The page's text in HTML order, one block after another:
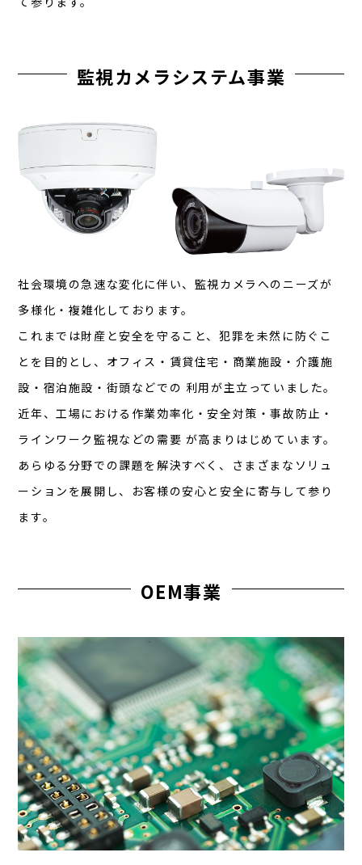
監視カメラシステム事業
社会環境の急速な変化に伴い、監視カメラへのニーズが
多様化・複雑化しております。
これまでは財産と安全を守ること、犯罪を未然に防ぐこ
とを目的とし、オフィス・賃貸住宅・商業施設・介護施
設・宿泊施設・街頭などでの 利用が主立っていました。
近年、工場における作業効率化・安全対策・事故防止・
ラインワーク監視などの需要 が高まりはじめています。
あらゆる分野での課題を解決すべく、さまざまなソリュ
ーションを展開し、お客様の安心と安全に寄与して参り
ます。
OEM事業